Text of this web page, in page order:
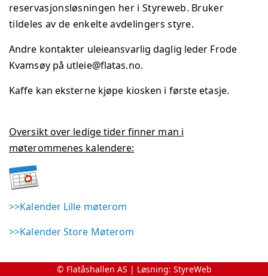
reservasjonsløsningen her i Styreweb. Bruker
tildeles av de enkelte avdelingers styre.
Andre kontakter uleieansvarlig daglig leder Frode
Kvamsøy på utleie@flatas.no.
Kaffe kan eksterne kjøpe kiosken i første etasje.
Oversikt over ledige tider finner man i
møterommenes kalendere:
>>Kalender Lille møterom
>>Kalender Store Møterom
© Flatåshallen AS | Løsning: StyreWeb